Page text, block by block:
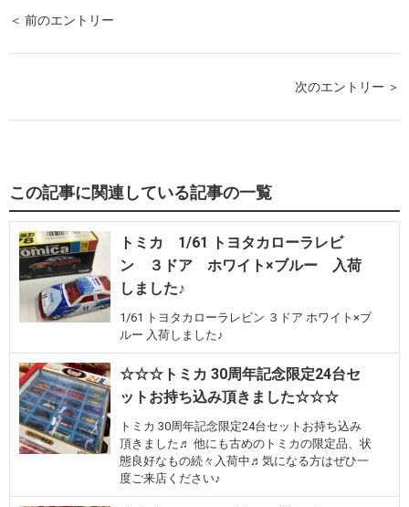
＜ 前のエントリー
次のエントリー ＞
この記事に関連している記事の一覧
トミカ 1/61 トヨタカローラレビ
ン ３ドア ホワイト×ブルー 入荷
しました♪
1/61 トヨタカローラレビン ３ドア ホワイト×ブ
ルー 入荷しました♪
☆☆☆トミカ 30周年記念限定24台セ
ットお持ち込み頂きました☆☆☆
トミカ 30周年記念限定24台セットお持ち込み
頂きました♬ 他にも古めのトミカの限定品、状
態良好なもの続々入荷中♬気になる方はぜひ一
度ご来店ください♪